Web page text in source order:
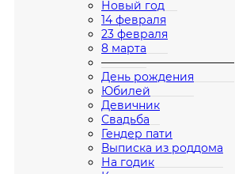
Новый год
14 февраля
23 февраля
8 марта
————————————
День рождения
Юбилей
Девичник
Свадьба
Гендер пати
Выписка из роддома
На годик